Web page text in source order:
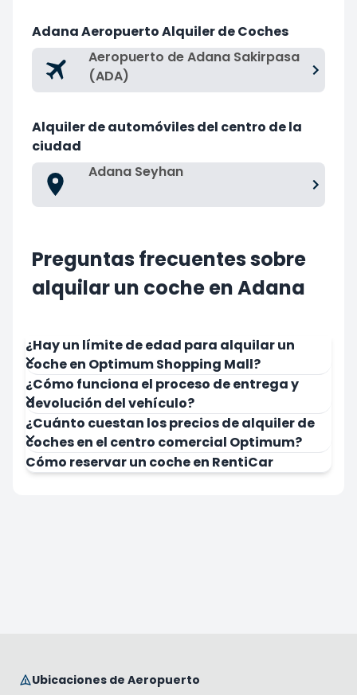
Adana Aeropuerto Alquiler de Coches
Aeropuerto de Adana Sakirpasa
(ADA)
Alquiler de automóviles del centro de la
ciudad
Adana Seyhan
Preguntas frecuentes sobre
alquilar un coche en Adana
¿Hay un límite de edad para alquilar un
coche en Optimum Shopping Mall?
¿Cómo funciona el proceso de entrega y
devolución del vehículo?
¿Cuánto cuestan los precios de alquiler de
coches en el centro comercial Optimum?
Cómo reservar un coche en RentiCar
Ubicaciones de Aeropuerto